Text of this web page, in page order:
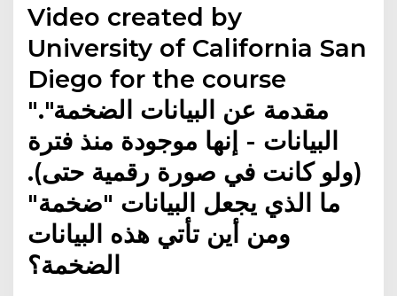
Video created by
University of California San
Diego for the course
"مقدمة عن البيانات الضخمة".
البيانات - إنها موجودة منذ فترة
(ولو كانت في صورة رقمية حتى).
ما الذي يجعل البيانات "ضخمة"
ومن أين تأتي هذه البيانات
الضخمة؟